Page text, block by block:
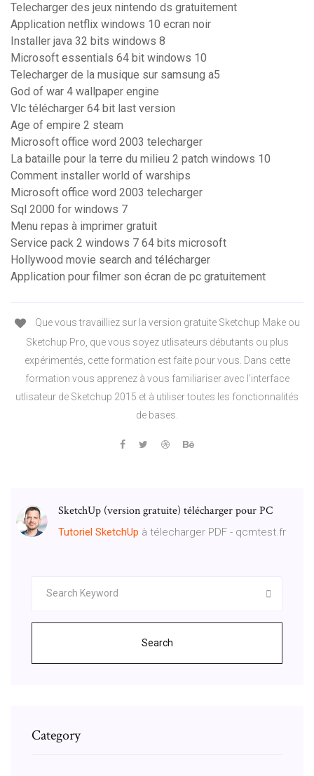
Telecharger des jeux nintendo ds gratuitement
Application netflix windows 10 ecran noir
Installer java 32 bits windows 8
Microsoft essentials 64 bit windows 10
Telecharger de la musique sur samsung a5
God of war 4 wallpaper engine
Vlc télécharger 64 bit last version
Age of empire 2 steam
Microsoft office word 2003 telecharger
La bataille pour la terre du milieu 2 patch windows 10
Comment installer world of warships
Microsoft office word 2003 telecharger
Sql 2000 for windows 7
Menu repas à imprimer gratuit
Service pack 2 windows 7 64 bits microsoft
Hollywood movie search and télécharger
Application pour filmer son écran de pc gratuitement
Que vous travailliez sur la version gratuite Sketchup Make ou
Sketchup Pro, que vous soyez utlisateurs débutants ou plus
expérimentés, cette formation est faite pour vous. Dans cette
formation vous apprenez à vous familiariser avec l'interface
utlisateur de Sketchup 2015 et à utiliser toutes les fonctionnalités
de bases.
SketchUp (version gratuite) télécharger pour PC
Tutoriel SketchUp à télecharger PDF - qcmtest.fr
Search
Category